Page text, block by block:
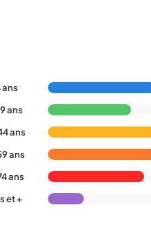
ans
ans
ans
ans
ans
et +